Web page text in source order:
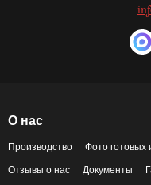
О нас
Производство Фото готовых
Отзывы о нас Документы